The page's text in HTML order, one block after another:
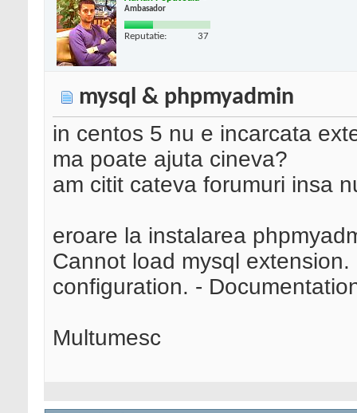
Ambasador
Reputatie: 37
mysql & phpmyadmin
in centos 5 nu e incarcata
ma poate ajuta cineva?
am citit cateva forumuri insa
eroare la instalarea
Cannot load mysql
configuration. -
Multumesc